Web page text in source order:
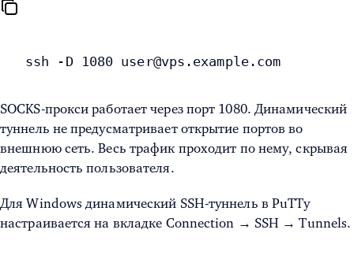
ssh -D 1080 user@vps.example.com
SOCKS-прокси работает через порт 1080. Динамический
туннель не предусматривает открытие портов во
внешнюю сеть. Весь трафик проходит по нему, скрывая
деятельность пользователя.
Для Windows динамический SSH-туннель в PuTTy
настраивается на вкладке Connection → SSH → Tunnels.